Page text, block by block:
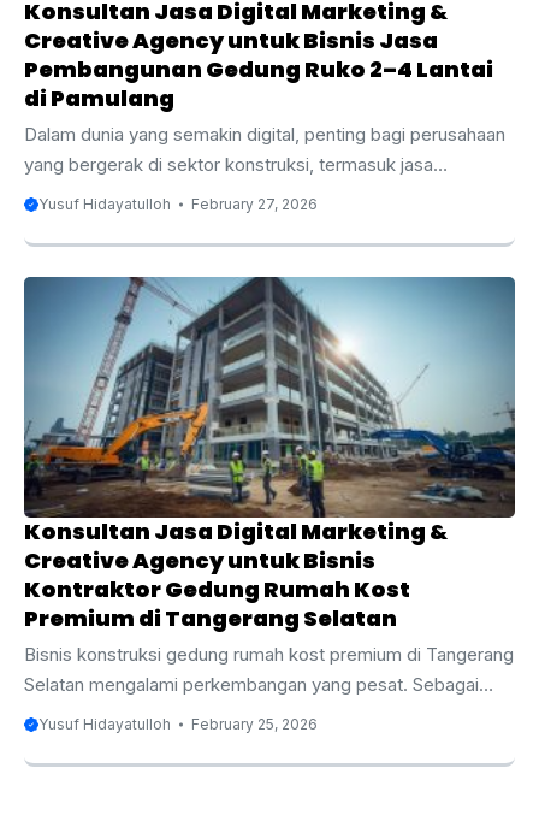
Konsultan Jasa Digital Marketing &
Creative Agency untuk Bisnis Jasa
Pembangunan Gedung Ruko 2–4 Lantai
di Pamulang
Dalam dunia yang semakin digital, penting bagi perusahaan
yang bergerak di sektor konstruksi, termasuk jasa
pembangunan gedung ruko 2–4 lantai di Pamulang, untuk
mereka. Pamulang, yang terletak di Tangerang Selatan,
merupakan salah satu kawasan yang berkembang pesat,
dengan permintaan tinggi terhadap properti komersial,
termasuk ruko. Bagi bisnis yang bergerak dalam
pembangunan gedung ruko, penting untuk memiliki
keberadaan online yang kuat agar bisa bersaing dan
mencapai calon klien dengan efektif. ...
Yusuf Hidayatulloh February 27, 2026
Konsultan Jasa Digital Marketing &
Creative Agency untuk Bisnis
Kontraktor Gedung Rumah Kost
Premium di Tangerang Selatan
Bisnis konstruksi gedung rumah kost premium di Tangerang
Selatan mengalami perkembangan yang pesat. Sebagai
kota yang terus berkembang dengan pesat, Tangerang
Yusuf Hidayatulloh February 25, 2026